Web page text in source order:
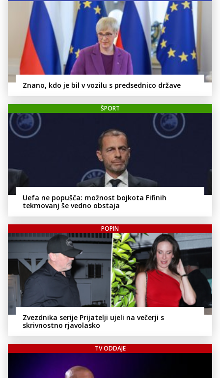
Znano, kdo je bil v vozilu s predsednico države
ŠPORT
Uefa ne popušča: možnost bojkota Fifinih
tekmovanj še vedno obstaja
POPIN
Zvezdnika serije Prijatelji ujeli na večerji s
skrivnostno rjavolasko
TV ODDAJE